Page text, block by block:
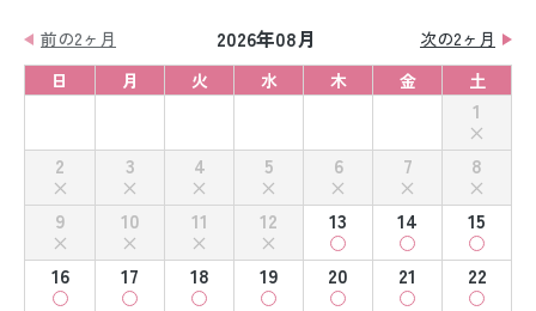
前の2ヶ月 2026年08月
次の2ヶ月
日
月 火 水 木 金 土
1
2
3 4 5 6 7
8
9
10 11 12 13 14
15
16
17 18 19 20 21
22